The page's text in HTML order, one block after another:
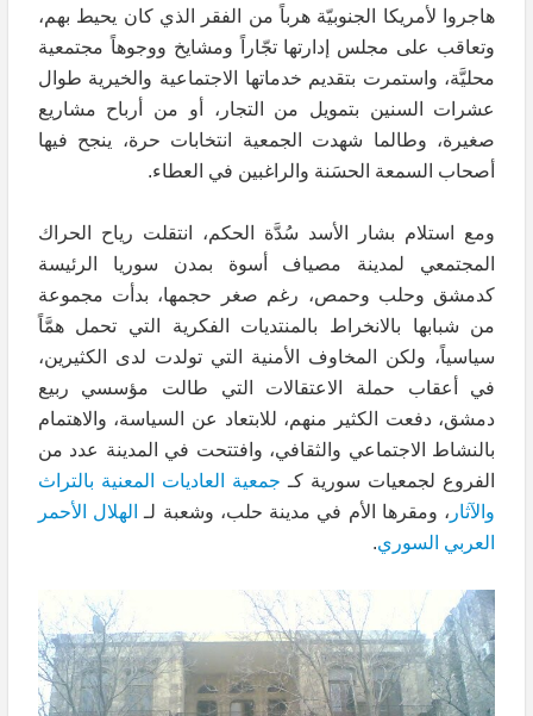
هاجروا لأمريكا الجنوبيّة هرباً من الفقر الذي كان يحيط بهم،
وتعاقب على مجلس إدارتها تجّاراً ومشايخ ووجوهاً مجتمعية
محليَّة، واستمرت بتقديم خدماتها الاجتماعية والخيرية طوال
عشرات السنين بتمويل من التجار، أو من أرباح مشاريع
صغيرة، وطالما شهدت الجمعية انتخابات حرة، ينجح فيها
أصحاب السمعة الحسَنة والراغبين في العطاء.
ومع استلام بشار الأسد سُدَّة الحكم، انتقلت رياح الحراك
المجتمعي لمدينة مصياف أسوة بمدن سوريا الرئيسة
كدمشق وحلب وحمص، رغم صغر حجمها، بدأت مجموعة
من شبابها بالانخراط بالمنتديات الفكرية التي تحمل همَّاً
سياسياً، ولكن المخاوف الأمنية التي تولدت لدى الكثيرين،
في أعقاب حملة الاعتقالات التي طالت مؤسسي ربيع
دمشق، دفعت الكثير منهم، للابتعاد عن السياسة، والاهتمام
بالنشاط الاجتماعي والثقافي، وافتتحت في المدينة عدد من
الفروع لجمعيات سورية كـ جمعية العاديات المعنية بالتراث
والآثار ، ومقرها الأم في مدينة حلب، وشعبة لـ الهلال الأحمر
العربي السوري.